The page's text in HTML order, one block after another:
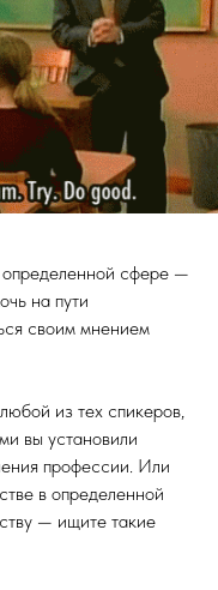
определенной сфере —
на пути
своим мнением
из тех спикеров,
вы установили
профессии. Или
в определенной
— ищите такие